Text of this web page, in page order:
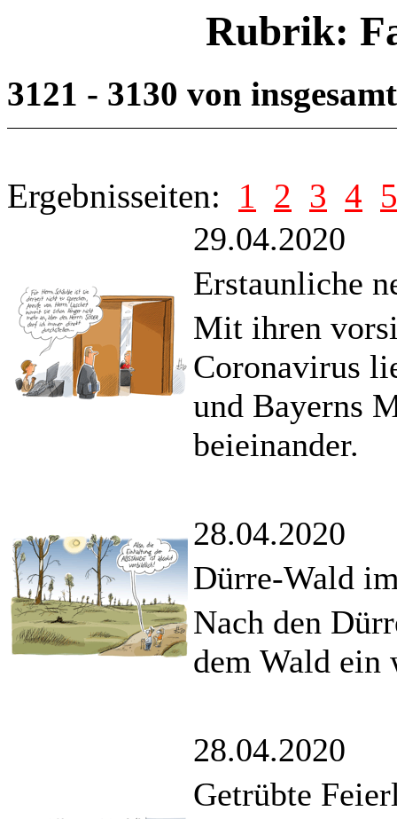
Rubrik:
3121 - 3130 von
Ergebnisseiten: 1 2 3 4 5
29.04.2020
Erstaunliche
Mit ihren
Coronavirus
und Bayerns
beieinander.
28.04.2020
Dürre-Wald
Nach den
dem Wald ein
28.04.2020
Getrübte